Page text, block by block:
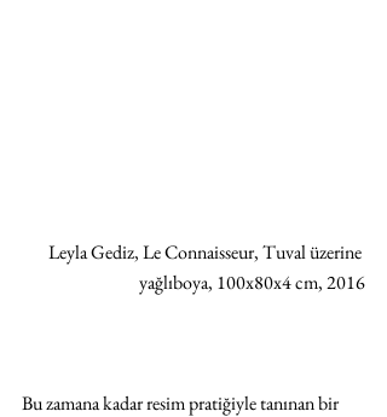
yağlıboya, 100x80x4 cm, 2016
Bu zamana kadar resim pratiğiyle tanınan bir